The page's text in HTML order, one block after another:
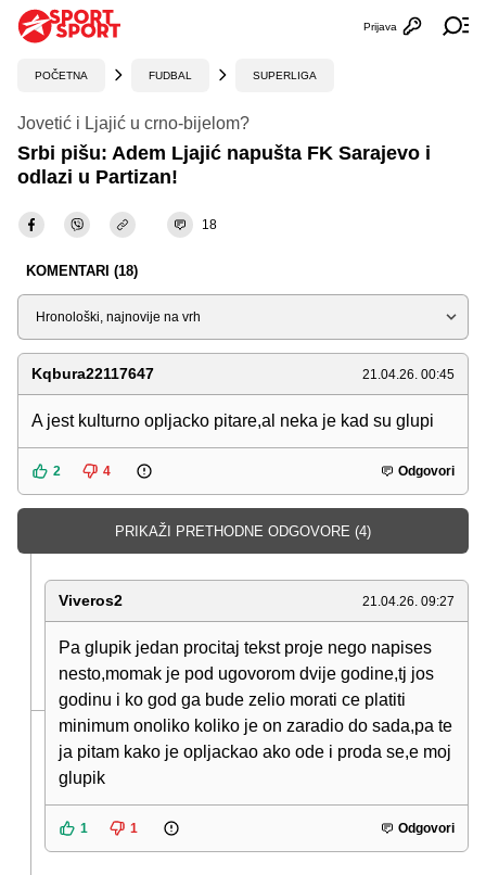
Otvori
Prijava
POČETNA FUDBAL SUPERLIGA
Jovetić i Ljajić u crno-bijelom?
Srbi pišu: Adem Ljajić napušta FK Sarajevo i
odlazi u Partizan!
18
KOMENTARI (18)
Sortiraj
Kqbura22117647 21.04.26. 00:45
A jest kulturno opljacko pitare,al neka je kad su glupi
2 4 Odgovori
PRIKAŽI PRETHODNE ODGOVORE (4)
Viveros2 21.04.26. 09:27
Pa glupik jedan procitaj tekst proje nego napises
nesto,momak je pod ugovorom dvije godine,tj jos
godinu i ko god ga bude zelio morati ce platiti
minimum onoliko koliko je on zaradio do sada,pa te
ja pitam kako je opljackao ako ode i proda se,e moj
glupik
1 1 Odgovori